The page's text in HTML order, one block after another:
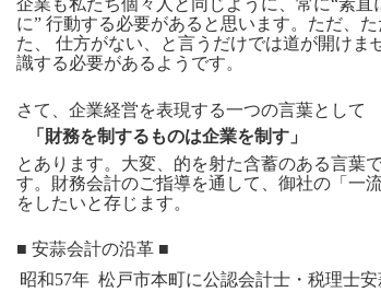
企業も私たち個々人と同じように、常に“素直
に” 行動する必要があると思います。ただ、
た、 仕方がない、と言うだけでは道が開けま
識する必要があるようです。
さて、企業経営を表現する一つの言葉として
「財務を制するものは企業を制す」
とあります。大変、的を射た含蓄のある言葉
す。財務会計のご指導を通して、御社の「一
をしたいと存じます。
■ 安蒜会計の沿革 ■
昭和57年 松戸市本町に公認会計士・税理士